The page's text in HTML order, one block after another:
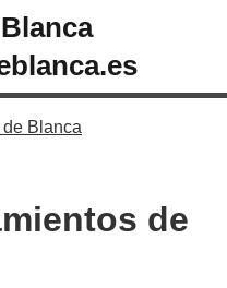
Blanca
de